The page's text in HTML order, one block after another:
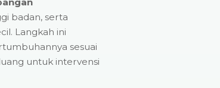
badan, serta
Langkah ini
sesuai
untuk intervensi